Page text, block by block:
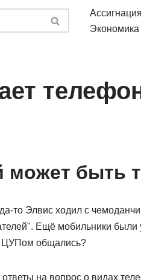
Ассигнация
Экономика
может быть
то Элвис ходил с
Ещё мобильники
ЦУПом общались?
на вопрос о видах